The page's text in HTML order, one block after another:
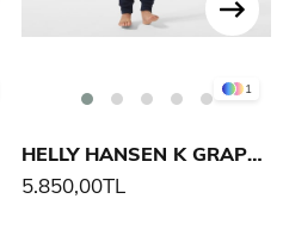
1
HELLY HANSEN K GRAPHIC LIFA MERINO İÇLİK TAKIM
5.850,00TL